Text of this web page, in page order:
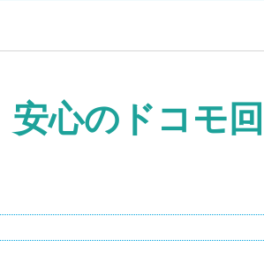
心のドコモ回